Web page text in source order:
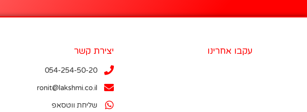
עקבו אחרינו יצירת קשר
054-254-50-20
ronit@lakshmi.co.il
שליחת ווטסאפ